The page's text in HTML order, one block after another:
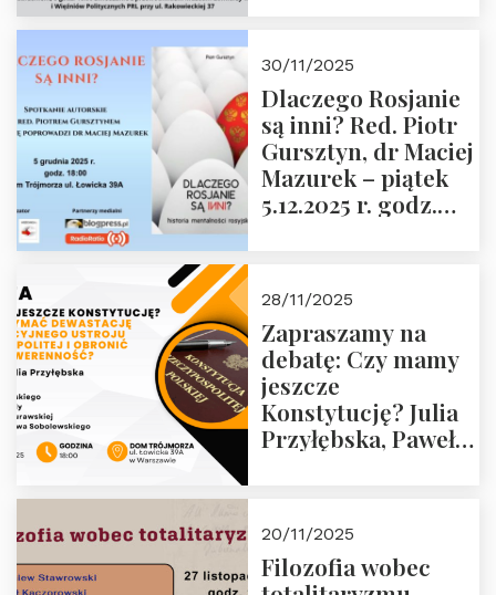
zwiedzanie
Muzeum Żołnierzy
Wyklętych i
Więźniów
Politycznych PRL o
godz. 16:00 – 19
30/11/2025
Dlaczego Rosjanie
są inni? Red. Piotr
Gursztyn, dr Maciej
Mazurek – piątek
5.12.2025 r. godz.
28/11/2025
Zapraszamy na
debatę: Czy mamy
jeszcze
Konstytucję? Julia
Przyłębska, Paweł
Przemysław
Sobolewski – 4
20/11/2025
Filozofia wobec